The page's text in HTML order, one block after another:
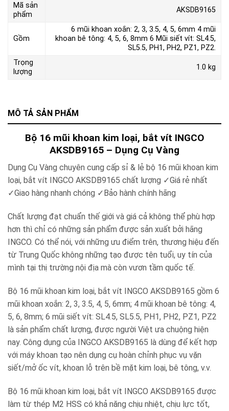
MÔ TẢ SẢN PHẨM
Bộ 16 mũi khoan kim loại, bắt vít INGCO
AKSDB9165 – Dụng Cụ Vàng
Dụng Cụ Vàng chuyên cung cấp sỉ & lẻ bộ 16 mũi khoan kim
loại, bắt vít INGCO AKSDB9165 chất lượng ✓Giá rẻ nhất
✓Giao hàng nhanh chóng ✓Bảo hành chính hãng
Chất lượng đạt chuẩn thế giới và giá cả không thể phù hợp
hơn thì chỉ có những sản phẩm được sản xuất bởi hãng
INGCO. Có thể nói, với những ưu điểm trên, thương hiệu đến
từ Trung Quốc không những tạo được tên tuổi, uy tín của
mình tại thị trường nội địa mà còn vươn tầm quốc tế.
Bộ 16 mũi khoan kim loại, bắt vít INGCO AKSDB9165 gồm 6
mũi khoan xoắn: 2, 3, 3.5, 4, 5, 6mm; 4 mũi khoan bê tông: 4,
5, 6, 8mm; 6 mũi siết vít: SL4.5, SL5.5, PH1, PH2, PZ1, PZ2
là sản phẩm chất lượng, được người Việt ưa chuộng hiện
nay. Công dụng của INGCO AKSDB9165 là dùng để kết hợp
với máy khoan tạo nên dụng cụ hoàn chỉnh phục vụ vặn
siết/mở ốc vít, khoan lỗ trên bề mặt kim loại, bê tông, v.v.
Bộ 16 mũi khoan kim loại, bắt vít INGCO AKSDB9165 được
làm từ thép M2 HSS có khả năng chịu nhiệt, chịu lực tốt,
Mã sản
phẩm
AKSDB9165
Gồm
6 mũi khoan xoắn: 2, 3, 3.5, 4, 5, 6mm 4 mũi
khoan bê tông: 4, 5, 6, 8mm 6 Mũi siết vít: SL4.5,
SL5.5, PH1, PH2, PZ1, PZ2.
Trọng
lượng
1.0 kg